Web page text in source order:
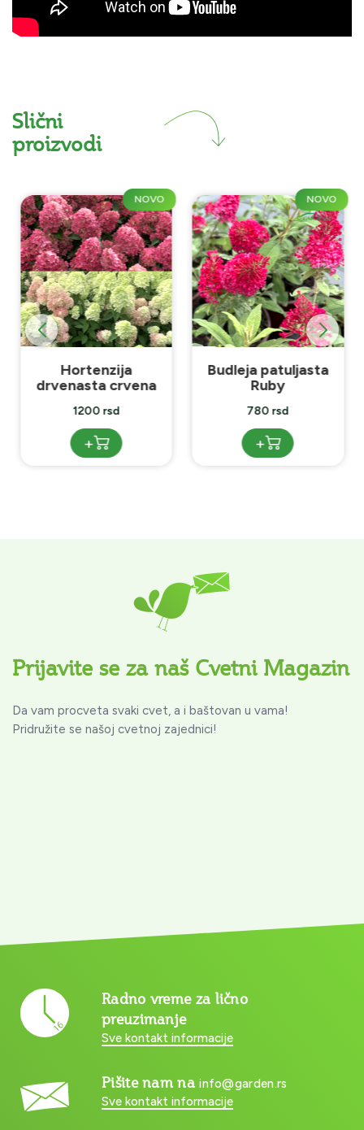
Slični
proizvodi
NOVO
Hortenzija
drvenasta crvena
1200 rsd
+
NOVO
Budleja patuljasta
Ruby
780 rsd
+
Prijavite se za naš Cvetni Magazin
Da vam procveta svaki cvet, a i baštovan u vama!
Pridružite se našoj cvetnoj zajednici!
Radno vreme za lično
preuzimanje
Sve kontakt informacije
Pišite nam nainfo@garden.rs
Sve kontakt informacije